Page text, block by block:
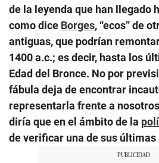
de la leyenda que han llegado
como dice Borges, “ecos” de
antiguas, que podrían
1400 a.c.; es decir, hasta los
Edad del Bronce. No por
fábula deja de encontrar
representarla frente a
diría que en el ámbito de la
de verificar una de sus últimas